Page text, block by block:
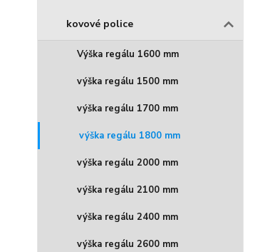
kovové police
Výška regálu 1600 mm
výška regálu 1500 mm
výška regálu 1700 mm
výška regálu 1800 mm
výška regálu 2000 mm
výška regálu 2100 mm
výška regálu 2400 mm
výška regálu 2600 mm